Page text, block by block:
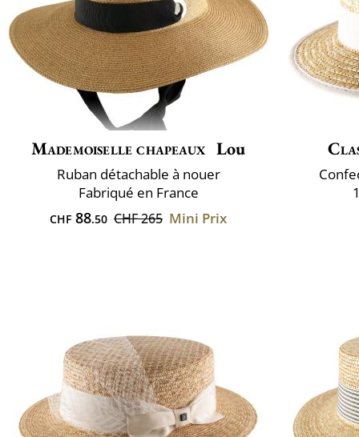
Mademoiselle chapeaux Lou
Ruban détachable à nouer
Fabriqué en France
CHF 88.50 CHF 265 Mini Prix